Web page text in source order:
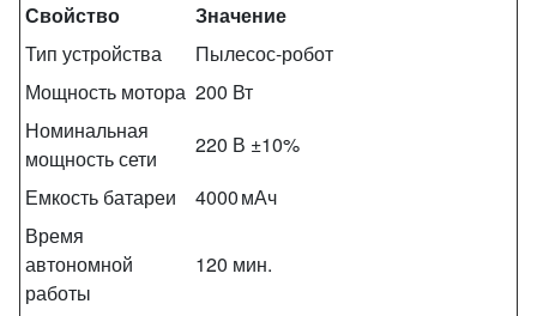
Свойство
Значение
Тип устройства
Пылесос‑робот
Мощность мотора 200 Вт
Номинальная
мощность сети
220 В ±10%
Емкость батареи
4000 мАч
Время
автономной
работы
120 мин.